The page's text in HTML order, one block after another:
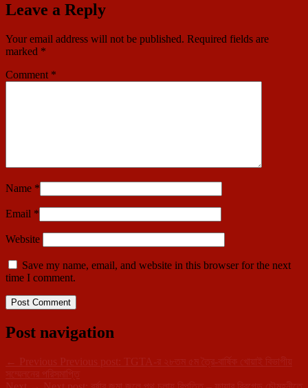
Leave a Reply
Your email address will not be published. Required fields are
marked *
Comment *
Name *
Email *
Website
Save my name, email, and website in this browser for the next
time I comment.
Post navigation
← Previous Previous post:
TGTA-র ২৮তম ৫ম ত্রৈ-বার্ষিক খোয়াই বিভাগীয়
সম্মেলনের পরিসমাপ্তি